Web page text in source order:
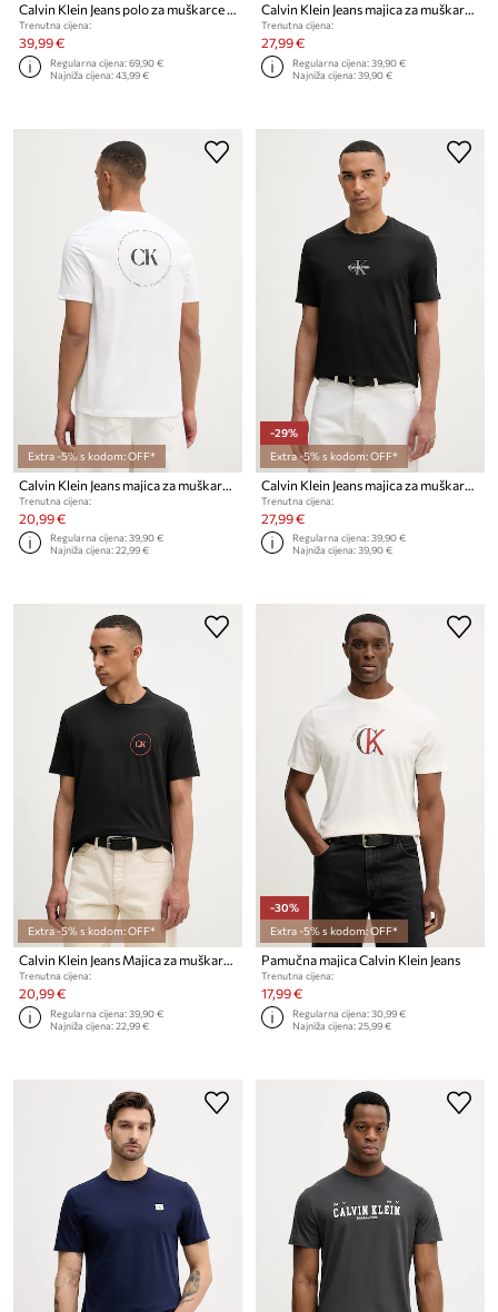
Calvin Klein Jeans polo za muškarce od pamuka
Trenutna cijena:
39,99 €
Regularna cijena:69,90 €
Najniža cijena:43,99 €
Calvin Klein Jeans majica za muškarce od pamuka
Trenutna cijena:
27,99 €
Regularna cijena:39,90 €
Najniža cijena:39,90 €
Extra -5% s kodom: OFF*
Calvin Klein Jeans majica za muškarce od pamuka
Trenutna cijena:
20,99 €
Regularna cijena:39,90 €
Najniža cijena:22,99 €
-29%
Extra -5% s kodom: OFF*
Calvin Klein Jeans majica za muškarce od pamuka
Trenutna cijena:
27,99 €
Regularna cijena:39,90 €
Najniža cijena:39,90 €
Extra -5% s kodom: OFF*
Calvin Klein Jeans Majica za muškarce od pamuka
Trenutna cijena:
20,99 €
Regularna cijena:39,90 €
Najniža cijena:22,99 €
-30%
Extra -5% s kodom: OFF*
Pamučna majica Calvin Klein Jeans
Trenutna cijena:
17,99 €
Regularna cijena:30,99 €
Najniža cijena:25,99 €